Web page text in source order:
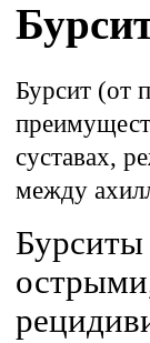
Бурсит (от
суставах,
между